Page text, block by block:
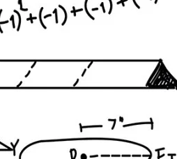
решать задачи